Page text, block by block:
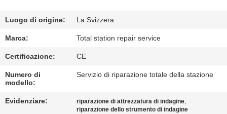
QUALITÀ
CONTATTICI
RICHIEDA
UNA
Luogo di origine: La Svizzera
Marca: Total station repair service
Certificazione: CE
Numero di
modello:
Servizio di riparazione totale della stazione
Evidenziare: riparazione di attrezzatura di indagine,
riparazione dello strumento di indagine